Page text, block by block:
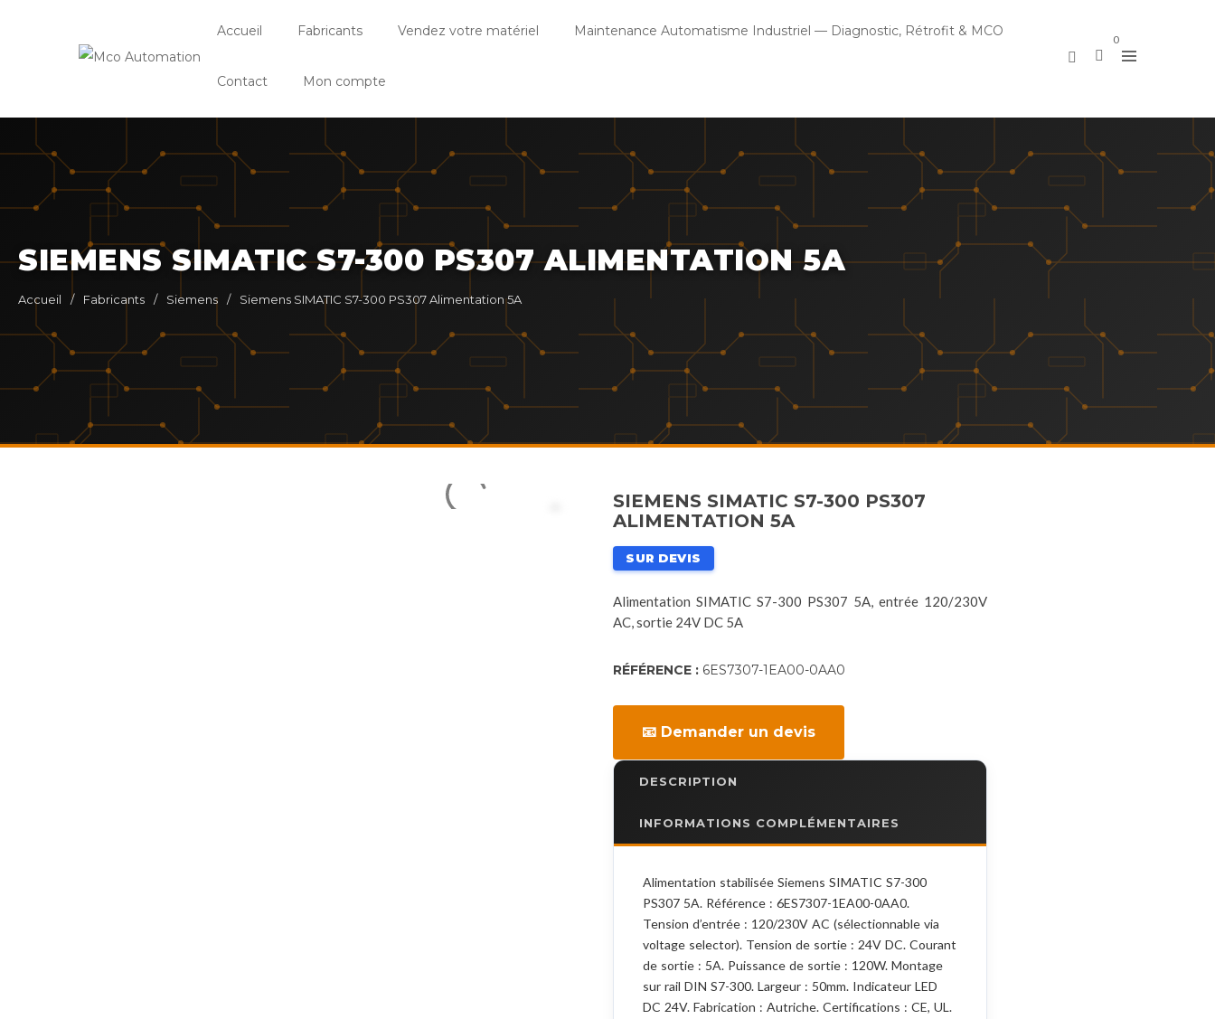
Accueil Fabricants Vendez votre matériel Maintenance Automatisme Industriel — Diagnostic, Rétrofit & MCO
Contact Mon compte
0
SIEMENS SIMATIC S7-300 PS307 ALIMENTATION 5A
Accueil / Fabricants / Siemens / Siemens SIMATIC S7-300 PS307 Alimentation 5A
SIEMENS SIMATIC S7-300 PS307
ALIMENTATION 5A
SUR DEVIS
Alimentation SIMATIC S7-300 PS307 5A, entrée 120/230V
AC, sortie 24V DC 5A
RÉFÉRENCE : 6ES7307-1EA00-0AA0
📧 Demander un devis
DESCRIPTION
INFORMATIONS COMPLÉMENTAIRES
Alimentation stabilisée Siemens SIMATIC S7-300
PS307 5A. Référence : 6ES7307-1EA00-0AA0.
Tension d’entrée : 120/230V AC (sélectionnable via
voltage selector). Tension de sortie : 24V DC. Courant
de sortie : 5A. Puissance de sortie : 120W. Montage
sur rail DIN S7-300. Largeur : 50mm. Indicateur LED
DC 24V. Fabrication : Autriche. Certifications : CE, UL.